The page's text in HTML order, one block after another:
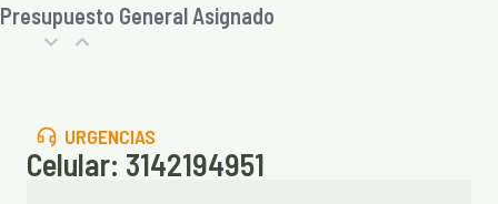
Presupuesto General Asignado
URGENCIAS
Celular: 3142194951